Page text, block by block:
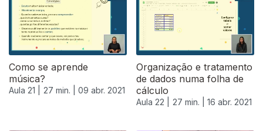
Como se aprende
música?
Aula 21 | 27 min. | 09 abr. 2021
Organização e tratamento
de dados numa folha de
cálculo
Aula 22 | 27 min. | 16 abr. 2021